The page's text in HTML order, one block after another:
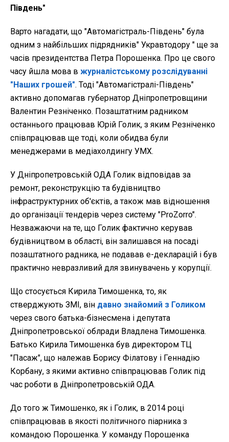
Південь"
Варто нагадати, що "Автомагістраль-Південь" була
одним з найбільших підрядників" Укравтодору " ще за
часів президентства Петра Порошенка. Про це свого
часу йшла мова в журналістському розслідуванні
"Наших грошей". Тоді "Автомагістралі-Південь"
активно допомагав губернатор Дніпропетровщини
Валентин Резніченко. Позаштатним радником
останнього працював Юрій Голик, з яким Резніченко
співпрацював ще тоді, коли обидва були
менеджерами в медіахолдингу УМХ.
У Дніпропетровській ОДА Голик відповідав за
ремонт, реконструкцію та будівництво
інфраструктурних об'єктів, а також мав відношення
до організації тендерів через систему "ProZorro".
Незважаючи на те, що Голик фактично керував
будівництвом в області, він залишався на посаді
позаштатного радника, не подавав е-декларацій і був
практично невразливий для звинувачень у корупції.
Що стосується Кирила Тимошенка, то, як
стверджують ЗМІ, він давно знайомий з Голиком
через свого батька-бізнесмена і депутата
Дніпропетровської облради Владлена Тимошенка.
Батько Кирила Тимошенка був директором ТЦ
"Пасаж", що належав Борису Філатову і Геннадію
Корбану, з якими активно співпрацював Голик під
час роботи в Дніпропетровській ОДА.
До того ж Тимошенко, як і Голик, в 2014 році
співпрацював в якості політичного піарника з
командою Порошенка. У команду Порошенка